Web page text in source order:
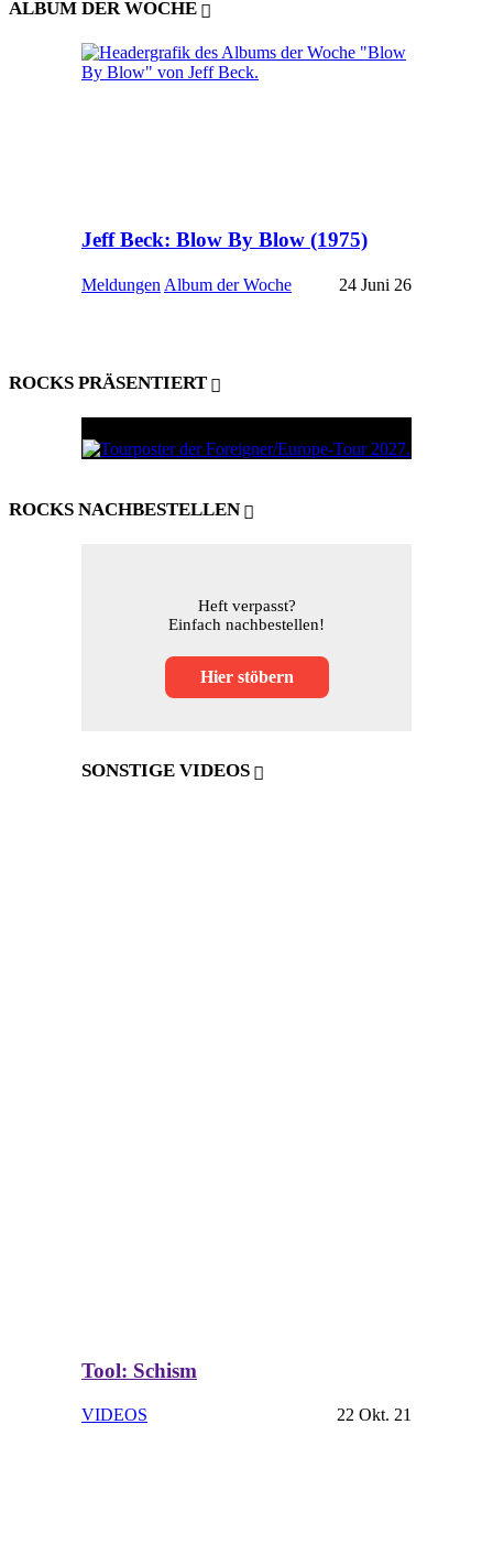
ALBUM DER WOCHE
Jeff Beck: Blow By Blow (1975)
Meldungen Album der Woche 24 Juni 26
ROCKS PRÄSENTIERT
ROCKS NACHBESTELLEN
Heft verpasst?
Einfach nachbestellen!
Hier stöbern
SONSTIGE VIDEOS
Tool: Schism
VIDEOS 22 Okt. 21